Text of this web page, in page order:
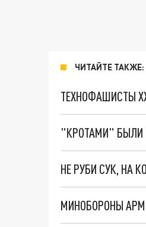
ЧИТАЙТЕ ТАКЖЕ:
ТЕХНОФАШИСТЫ
"КРОТАМИ" БЫЛИ